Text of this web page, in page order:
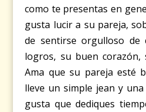
como te presentas en
gusta lucir a su pareja,
de sentirse orgulloso de
logros, su buen corazón,
Ama que su pareja esté
lleve un simple jean y una
gusta que dediques